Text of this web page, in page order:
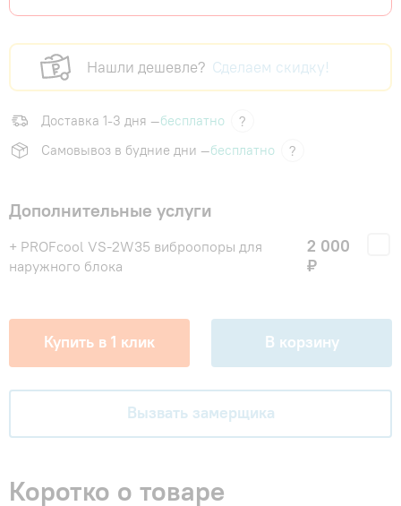
Нашли дешевле? Сделаем скидку!
Доставка 1-3 дня —бесплатно
?
Самовывоз в будние дни —бесплатно ?
Дополнительные услуги
+ PROFcool VS-2W35 виброопоры для
наружного блока
2 000
₽
Купить в 1 клик В корзину
Вызвать замерщика
Коротко о товаре